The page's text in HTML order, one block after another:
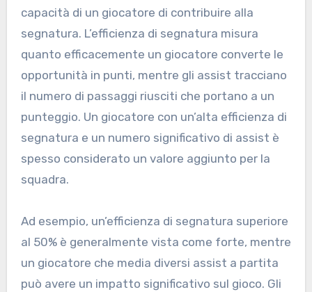
capacità di un giocatore di contribuire alla
segnatura. L’efficienza di segnatura misura
quanto efficacemente un giocatore converte le
opportunità in punti, mentre gli assist tracciano
il numero di passaggi riusciti che portano a un
punteggio. Un giocatore con un’alta efficienza di
segnatura e un numero significativo di assist è
spesso considerato un valore aggiunto per la
squadra.
Ad esempio, un’efficienza di segnatura superiore
al 50% è generalmente vista come forte, mentre
un giocatore che media diversi assist a partita
può avere un impatto significativo sul gioco. Gli